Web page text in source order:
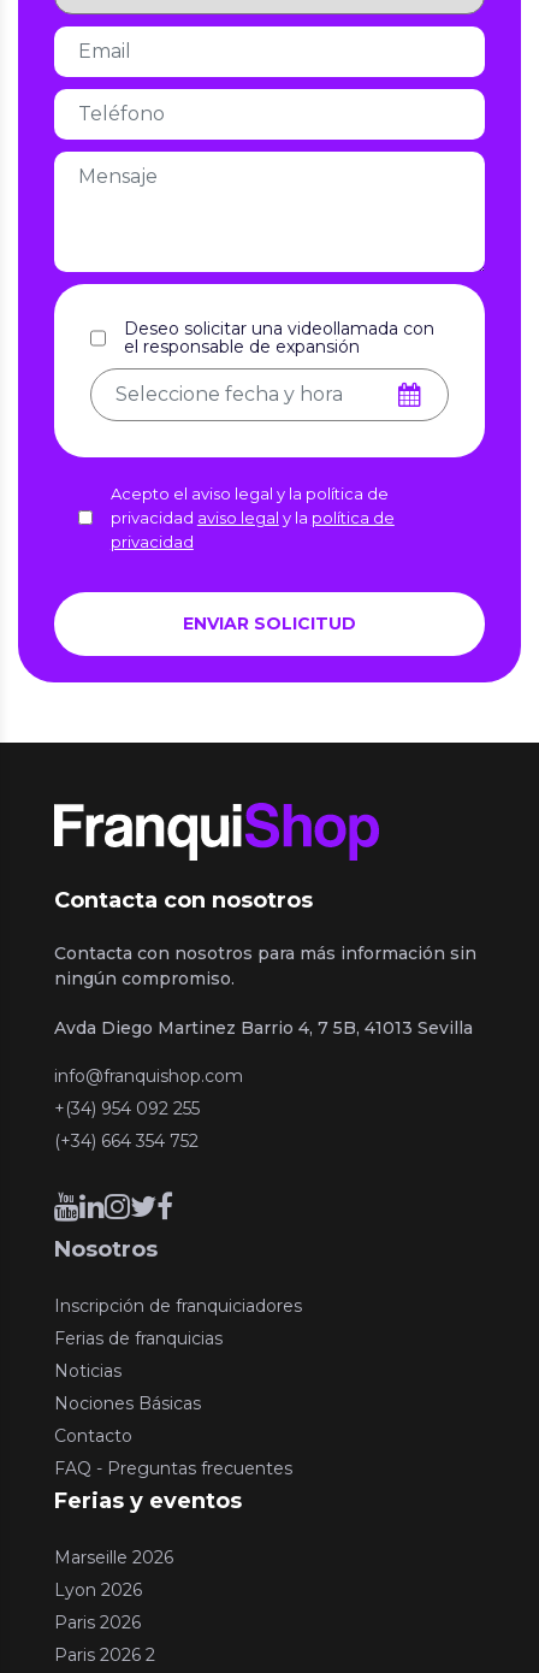
Deseo solicitar una videollamada con
el responsable de expansión
Acepto el aviso legal y la política de
privacidad aviso legal y la política de
privacidad
Contacta con nosotros
Contacta con nosotros para más información sin
ningún compromiso.
Avda Diego Martinez Barrio 4, 7 5B, 41013 Sevilla
info@franquishop.com
+(34) 954 092 255
(+34) 664 354 752
Nosotros
Inscripción de franquiciadores
Ferias de franquicias
Noticias
Nociones Básicas
Contacto
FAQ - Preguntas frecuentes
Ferias y eventos
Marseille 2026
Lyon 2026
Paris 2026
Paris 2026 2